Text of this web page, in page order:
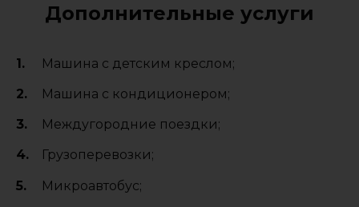
Дополнительные услуги
Машина с детским креслом;
Машина с кондиционером;
Междугородние поездки;
Грузоперевозки;
Микроавтобус;